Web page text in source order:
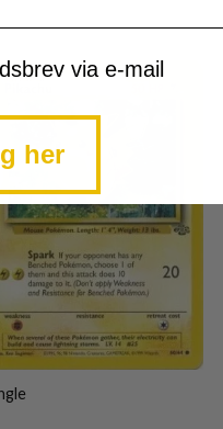
via e-mail
her